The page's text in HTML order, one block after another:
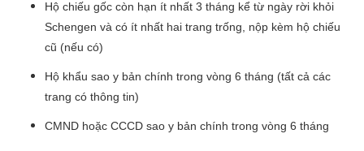
Hộ chiếu gốc còn hạn ít nhất 3 tháng kể từ ngày rời khỏi
Schengen và có ít nhất hai trang trống, nộp kèm hộ chiếu
cũ (nếu có)
Hộ khẩu sao y bản chính trong vòng 6 tháng (tất cả các
trang có thông tin)
CMND hoặc CCCD sao y bản chính trong vòng 6 tháng